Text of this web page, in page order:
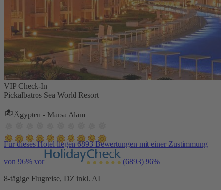
VIP Check-In
Pickalbatros Sea World Resort
Ägypten - Marsa Alam
Für dieses Hotel liegen 6893 Bewertungen mit einer Zustimmung
von 96% vor (6893) 96%
8-tägige Flugreise, DZ inkl. AI